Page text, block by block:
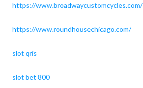
https://www.broadwaycustomcycles.com/
https://www.roundhousechicago.com/
slot qris
slot bet 800